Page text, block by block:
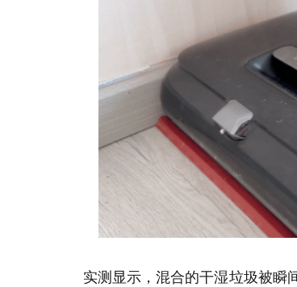
实测显示，混合的干湿垃圾被瞬